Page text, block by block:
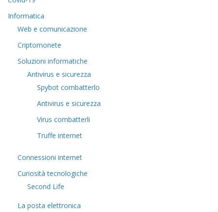
Informatica
Web e comunicazione
Criptomonete
Soluzioni informatiche
Antivirus e sicurezza
Spybot combatterlo
Antivirus e sicurezza
Virus combatterli
Truffe internet
Connessioni internet
Curiosità tecnologiche
​Second Life
La posta elettronica